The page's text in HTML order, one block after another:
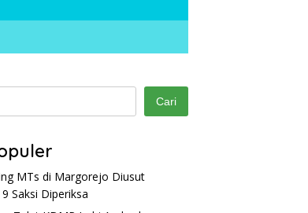
Cari
MTs di Margorejo Diusut
Saksi Diperiksa